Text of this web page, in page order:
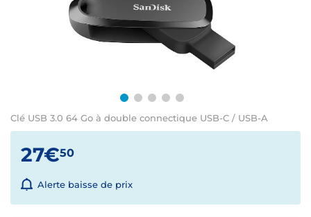
Clé USB 3.0 64 Go à double connectique USB-C / USB-A
27€50
Alerte baisse de prix